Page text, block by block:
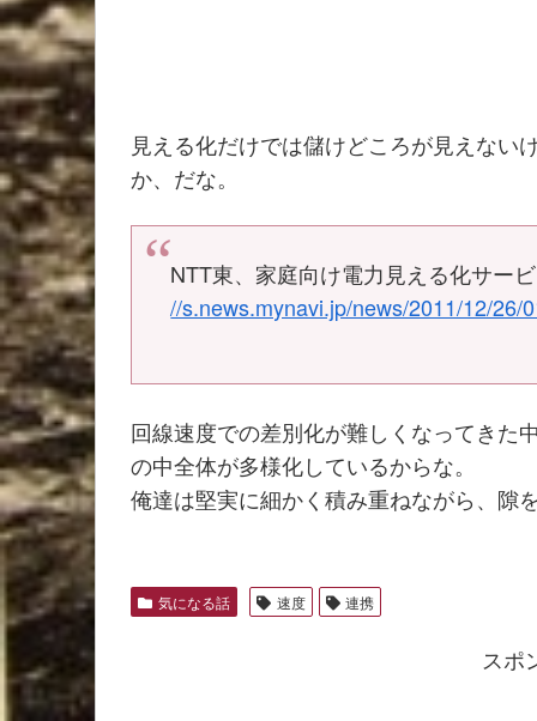
見える化だけでは儲けどころが見えない
か、だな。
NTT東、家庭向け電力見える化サー
//s.news.mynavi.jp/news/2011/12/26/
回線速度での差別化が難しくなってきた
の中全体が多様化しているからな。
俺達は堅実に細かく積み重ねながら、隙
気になる話 速度 連携
スポ